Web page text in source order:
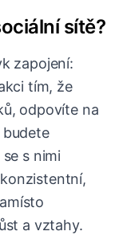
sítě?
zapojení:
tím, že
odpovíte na
s nimi
a vztahy.